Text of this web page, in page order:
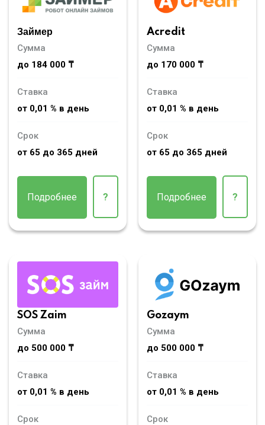
Займер
Сумма
до 184 000 ₸
Ставка
от 0,01 % в день
Срок
от 65 до 365 дней
Подробнее ?
Acredit
Сумма
до 170 000 ₸
Ставка
от 0,01 % в день
Срок
от 65 до 365 дней
Подробнее ?
SOS Zaim
Сумма
до 500 000 ₸
Ставка
от 0,01 % в день
Срок
Gozaym
Сумма
до 500 000 ₸
Ставка
от 0,01 % в день
Срок